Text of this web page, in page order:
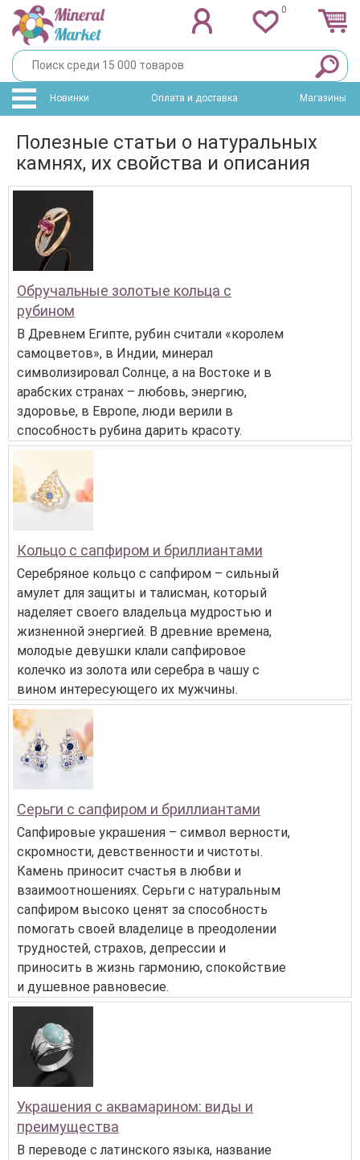
0
Новинки Оплата и доставка Магазины
Полезные статьи о натуральных
камнях, их свойства и описания
Обручальные золотые кольца с
рубином
В Древнем Египте, рубин считали «королем
самоцветов», в Индии, минерал
символизировал Солнце, а на Востоке и в
арабских странах – любовь, энергию,
здоровье, в Европе, люди верили в
способность рубина дарить красоту.
Кольцо с сапфиром и бриллиантами
Серебряное кольцо с сапфиром – сильный
амулет для защиты и талисман, который
наделяет своего владельца мудростью и
жизненной энергией. В древние времена,
молодые девушки клали сапфировое
колечко из золота или серебра в чашу с
вином интересующего их мужчины.
Серьги с сапфиром и бриллиантами
Сапфировые украшения – символ верности,
скромности, девственности и чистоты.
Камень приносит счастья в любви и
взаимоотношениях. Серьги с натуральным
сапфиром высоко ценят за способность
помогать своей владелице в преодолении
трудностей, страхов, депрессии и
приносить в жизнь гармонию, спокойствие
и душевное равновесие.
Украшения с аквамарином: виды и
преимущества
В переводе с латинского языка, название